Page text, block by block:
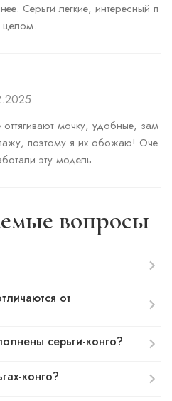
Серьги легкие, интересный п
мочку, удобные, зам
поэтому я их обожаю! Оче
эту модель
вопросы
от
серьги-конго?
конго?